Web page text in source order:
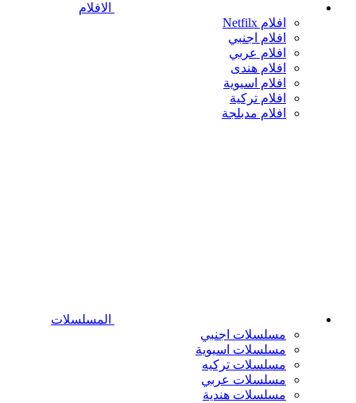
الافلام
افلام Netfilx
افلام اجنبي
افلام عربي
افلام هندى
افلام اسيوية
افلام تركية
افلام مدبلجة
المسلسلات
مسلسلات اجنبي
مسلسلات اسيوية
مسلسلات تركيه
مسلسلات عربي
مسلسلات هندية